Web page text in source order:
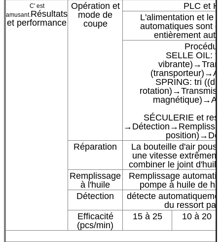
C' est
amusant. Résultats
et performance
Opération et
mode de
coupe
PLC et
L'alimentation et le
automatiques sont
entièrement
SELLE OIL:
SPRING: tri
SÉCULERIE et
Réparation
La bouteille d'air
une vitesse
combiner le joint
Remplissage
à l'huile
Remplissage
pompe à huile de
Détection
détecte
du ressort
Efficacité
(pcs/min)
15 à 25 10 à 20